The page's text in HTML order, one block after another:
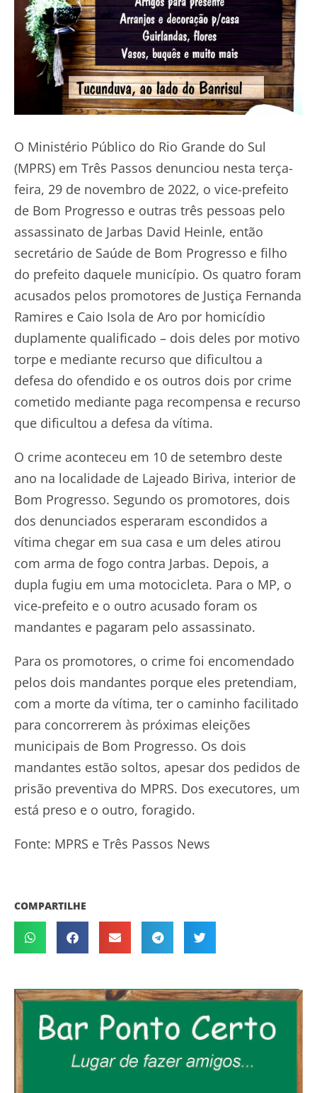
O Ministério Público do Rio Grande do Sul
(MPRS) em Três Passos denunciou nesta terça-
feira, 29 de novembro de 2022, o vice-prefeito
de Bom Progresso e outras três pessoas pelo
assassinato de Jarbas David Heinle, então
secretário de Saúde de Bom Progresso e filho
do prefeito daquele município. Os quatro foram
acusados pelos promotores de Justiça Fernanda
Ramires e Caio Isola de Aro por homicídio
duplamente qualificado – dois deles por motivo
torpe e mediante recurso que dificultou a
defesa do ofendido e os outros dois por crime
cometido mediante paga recompensa e recurso
que dificultou a defesa da vítima.
O crime aconteceu em 10 de setembro deste
ano na localidade de Lajeado Biriva, interior de
Bom Progresso. Segundo os promotores, dois
dos denunciados esperaram escondidos a
vítima chegar em sua casa e um deles atirou
com arma de fogo contra Jarbas. Depois, a
dupla fugiu em uma motocicleta. Para o MP, o
vice-prefeito e o outro acusado foram os
mandantes e pagaram pelo assassinato.
Para os promotores, o crime foi encomendado
pelos dois mandantes porque eles pretendiam,
com a morte da vítima, ter o caminho facilitado
para concorrerem às próximas eleições
municipais de Bom Progresso. Os dois
mandantes estão soltos, apesar dos pedidos de
prisão preventiva do MPRS. Dos executores, um
está preso e o outro, foragido.
Fonte: MPRS e Três Passos News
COMPARTILHE